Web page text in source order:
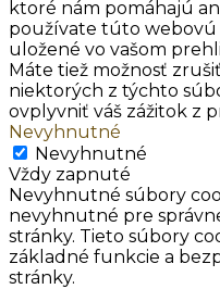
ktoré nám pomáhajú
používate túto webovú
uložené vo vašom
Máte tiež možnosť
niektorých z týchto
ovplyvniť váš zážitok z
Nevyhnutné
Nevyhnutné
Vždy zapnuté
Nevyhnutné súbory
nevyhnutné pre
stránky. Tieto súbory
základné funkcie a
stránky.